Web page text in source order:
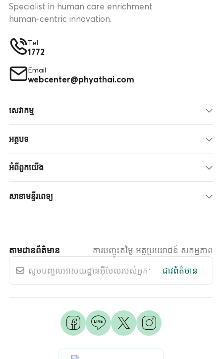
Specialist in human care enrichment
human-centric innovation.
Tel
1772
Email
webcenter@phyathai.com
សេវាកម្ម
អត្ថបទ
អំពីពួកយើង
សាខាមន្ទីរពេទ្យ
តាមដានព័ត៌មាន
ការបញ្ចុះតម្លៃ អត្ថប្រយោជន៍ សកម្មភាព
ជាវព័ត៌មាន